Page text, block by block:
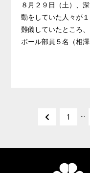
８月２９日（土）、
動をしていた人々が
難儀していたところ
ボール部員５名（相
1 ...